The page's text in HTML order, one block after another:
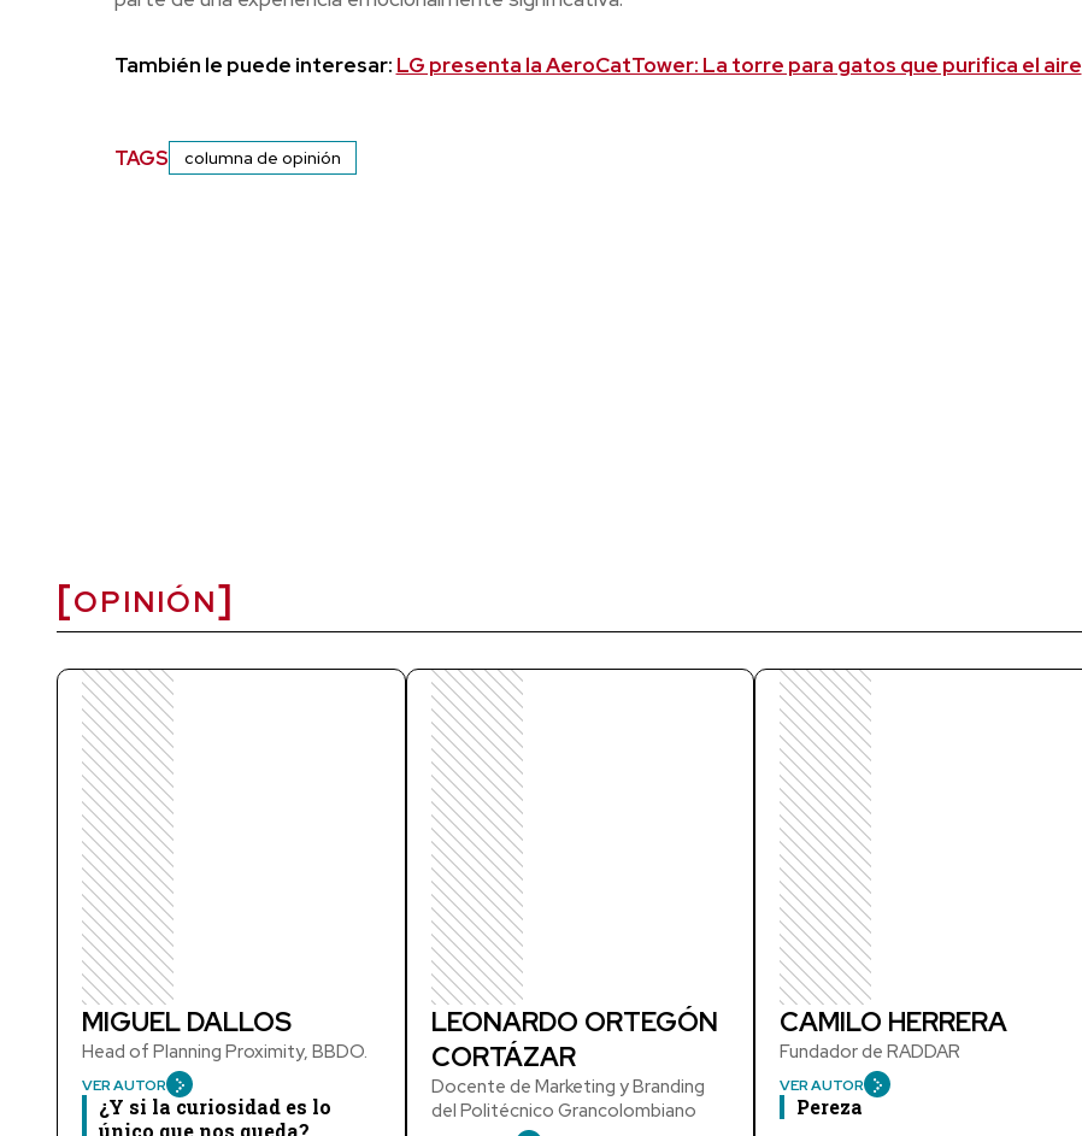
También le puede interesar: LG presenta la AeroCatTower: La torre para gatos que purifica el aire
TAGS columna de opinión
OPINIÓN
MIGUEL DALLOS
Head of Planning Proximity, BBDO.
VER AUTOR
¿Y si la curiosidad es lo
único que nos queda?
LEONARDO ORTEGÓN
CORTÁZAR
Docente de Marketing y Branding
del Politécnico Grancolombiano
CAMILO HERRERA
Fundador de RADDAR
VER AUTOR
Pereza